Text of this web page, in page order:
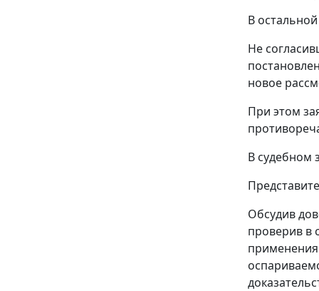
В
Не
новое
При этом
В судебном
Обсудив
проверив в